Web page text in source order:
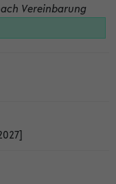
Vereinbarung